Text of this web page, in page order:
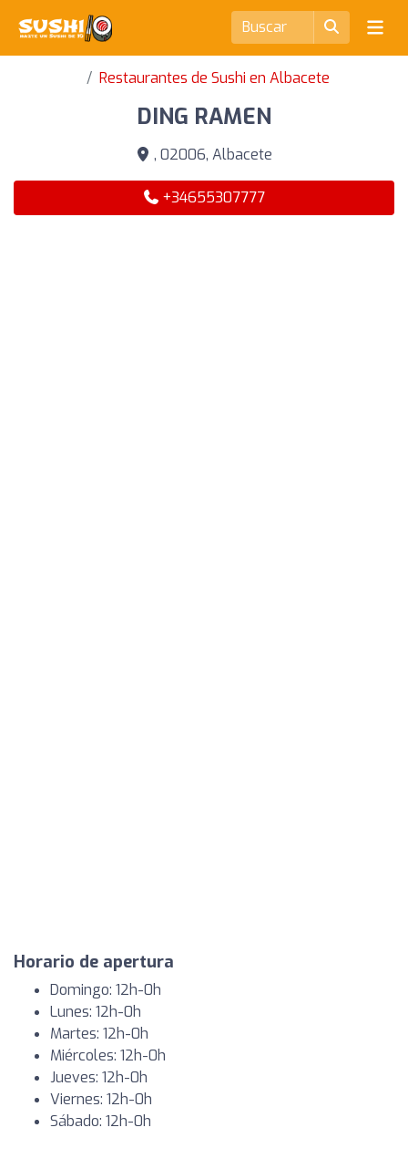
Restaurantes de Sushi en Albacete
DING RAMEN
, 02006, Albacete
+34655307777
Horario de apertura
Domingo: 12h-0h
Lunes: 12h-0h
Martes: 12h-0h
Miércoles: 12h-0h
Jueves: 12h-0h
Viernes: 12h-0h
Sábado: 12h-0h